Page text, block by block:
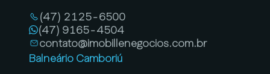
(47) 2125-6500
(47) 9165-4504
contato@imobillenegocios.com.br
Balneário Camboriú